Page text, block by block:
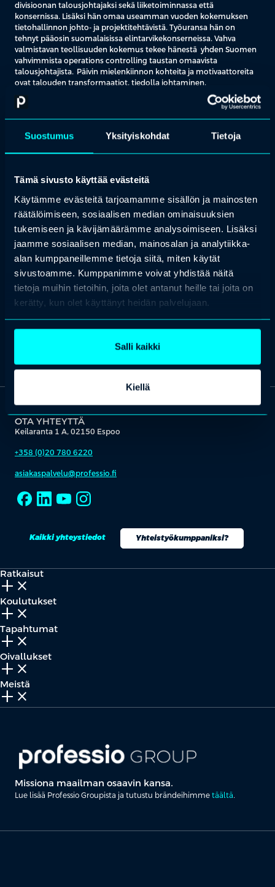
Suostumus Yksityiskohdat Tietoja
Tämä sivusto käyttää evästeitä
Käytämme evästeitä tarjoamamme sisällön ja mainosten
räätälöimiseen, sosiaalisen median ominaisuuksien
tukemiseen ja kävijämäärämme analysoimiseen. Lisäksi
jaamme sosiaalisen median, mainosalan ja analytiikka-
alan kumppaneillemme tietoja siitä, miten käytät
sivustoamme. Kumppanimme voivat yhdistää näitä
tietoja muihin tietoihin, joita olet antanut heille tai joita on
kerätty, kun olet käyttänyt heidän palvelujaan.
Salli kaikki
Kiellä
divisioonan talousjohtajaksi sekä liiketoiminnassa että
konsernissa. Lisäksi hän omaa useamman vuoden kokemuksen
tietohallinnon johto- ja projektitehtävistä. Työuransa hän on
tehnyt pääosin suomalaisissa elintarvikekonserneissa. Vahva
valmistavan teollisuuden kokemus tekee hänestä yhden Suomen
vahvimmista operations controlling taustan omaavista
talousjohtajista. Päivin mielenkiinnon kohteita ja motivaattoreita
ovat talouden transformaatiot, tiedolla johtaminen,
järjestelmäkehitys näiden ympärillä ja siihen liittyvät master data,
AI ja tietoarkkitehtuuriratkaisut. Myös hankkeisiin liittyvä
sokeri.
elintarvikeyrityksessä projektia, jossa luovuttiin perinteisestä
myös edellisissä yrityksissä työskennellyt teeman ympärillä, mm.
laajoissa SOP ( sales and operational planning) hankkeissa. Hän
omaa siis hyvän taustan siihen, miten yritykset pystyvät siirtymään
yksillä numeroilla johtamiseen sekä tuntee rullaavuuteen
siirtymisen haasteita ja iloja.
Tutustu kaikkiinProfession koulutuksiinjatapahtumiin, joihin
valitsemme aina parhaat kouluttajat ja puhujat.
OTA YHTEYTTÄ
Keilaranta 1 A, 02150 Espoo
+358 (0)20 780 6220
asiakaspalvelu@professio.fi
Kaikki yhteystiedot Yhteistyökumppaniksi?
Ratkaisut
add_2 close
Koulutukset
add_2 close
Tapahtumat
add_2 close
Oivallukset
add_2 close
Meistä
add_2 close
Missiona maailman osaavin kansa.
Lue lisää Professio Groupista ja tutustu brändeihimme täältä.